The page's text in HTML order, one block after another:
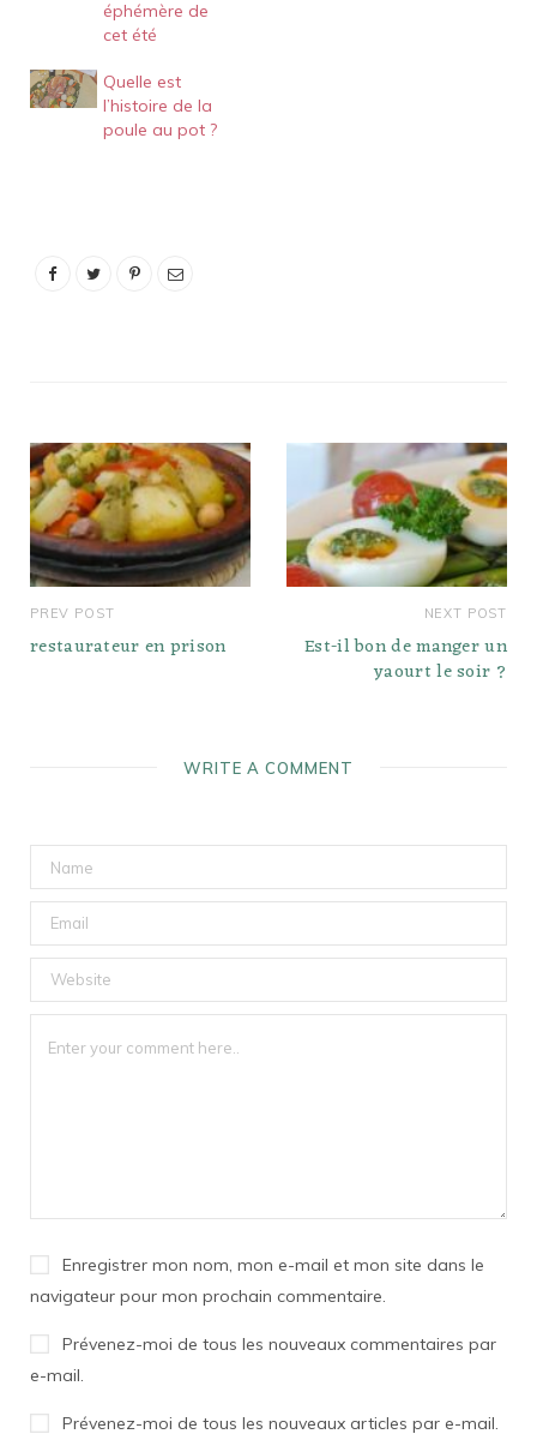
éphémère de
cet été
Quelle est
l’histoire de la
poule au pot ?
PREV POST
restaurateur en prison
NEXT POST
Est-il bon de manger un
yaourt le soir ?
WRITE A COMMENT
Enregistrer mon nom, mon e-mail et mon site dans le
navigateur pour mon prochain commentaire.
Prévenez-moi de tous les nouveaux commentaires par
e-mail.
Prévenez-moi de tous les nouveaux articles par e-mail.